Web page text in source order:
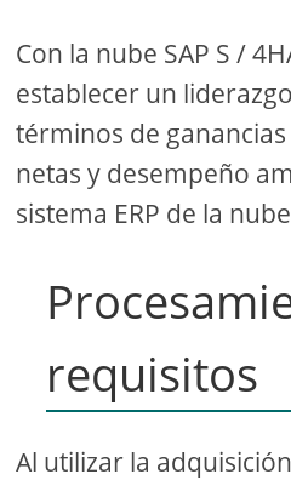
Con la nube SAP S /
establecer un
términos de
netas y desempeño
sistema ERP de la
requisitos
Al utilizar la